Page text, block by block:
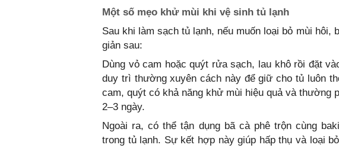
Một số mẹo khử mùi khi vệ sinh tủ lạnh
Sau khi làm sạch tủ lạnh, nếu muốn loại bỏ mùi hôi,
giản sau:
Dùng vỏ cam hoặc quýt rửa sạch, lau khô rồi đặt
duy trì thường xuyên cách này để giữ cho tủ luôn
cam, quýt có khả năng khử mùi hiệu quả và thường
2–3 ngày.
Ngoài ra, có thể tận dụng bã cà phê trộn cùng
trong tủ lạnh. Sự kết hợp này giúp hấp thụ và loại